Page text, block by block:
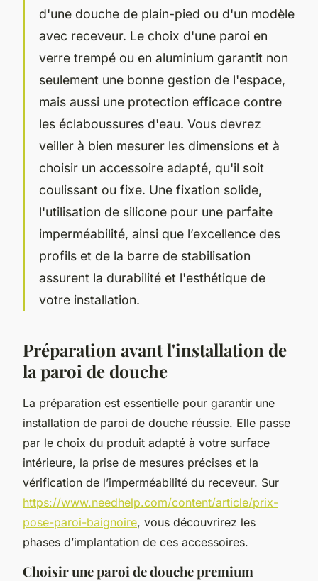
d'une douche de plain-pied ou d'un modèle
avec receveur. Le choix d'une paroi en
verre trempé ou en aluminium garantit non
seulement une bonne gestion de l'espace,
mais aussi une protection efficace contre
les éclaboussures d'eau. Vous devrez
veiller à bien mesurer les dimensions et à
choisir un accessoire adapté, qu'il soit
coulissant ou fixe. Une fixation solide,
l'utilisation de silicone pour une parfaite
imperméabilité, ainsi que l’excellence des
profils et de la barre de stabilisation
assurent la durabilité et l'esthétique de
votre installation.
Préparation avant l'installation de
la paroi de douche
La préparation est essentielle pour garantir une
installation de paroi de douche réussie. Elle passe
par le choix du produit adapté à votre surface
intérieure, la prise de mesures précises et la
vérification de l’imperméabilité du receveur. Sur
https://www.needhelp.com/content/article/prix-
pose-paroi-baignoire, vous découvrirez les
phases d’implantation de ces accessoires.
Choisir une paroi de douche premium